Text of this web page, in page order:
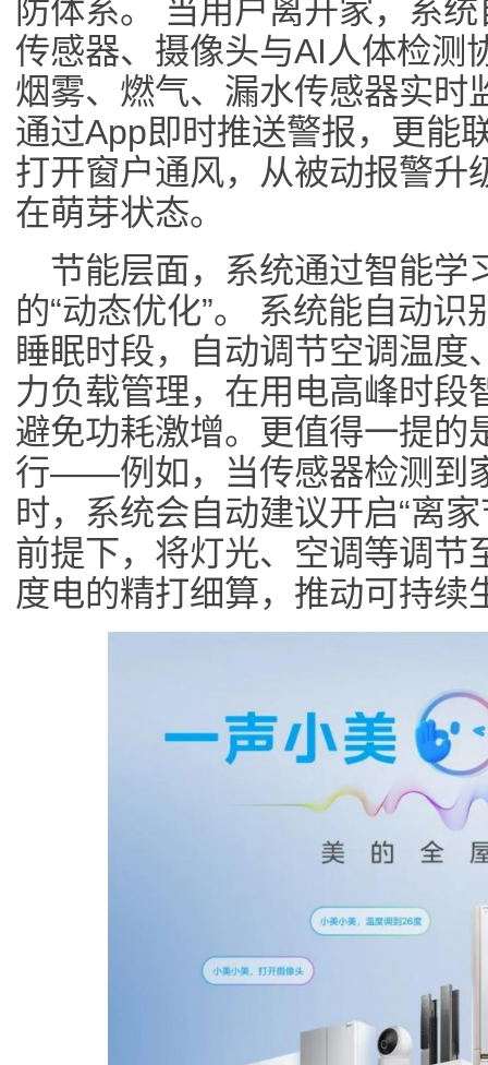
防体系。 当用户离开家，系
传感器、摄像头与AI人体检测
烟雾、燃气、漏水传感器实时
通过App即时推送警报，更能
打开窗户通风，从被动报警升
在萌芽状态。
节能层面，系统通过智能学
的“动态优化”。 系统能自动
睡眠时段，自动调节空调温度
力负载管理，在用电高峰时段
避免功耗激增。更值得一提的
行——例如，当传感器检测到
时，系统会自动建议开启“离
前提下，将灯光、空调等调节
度电的精打细算，推动可持续